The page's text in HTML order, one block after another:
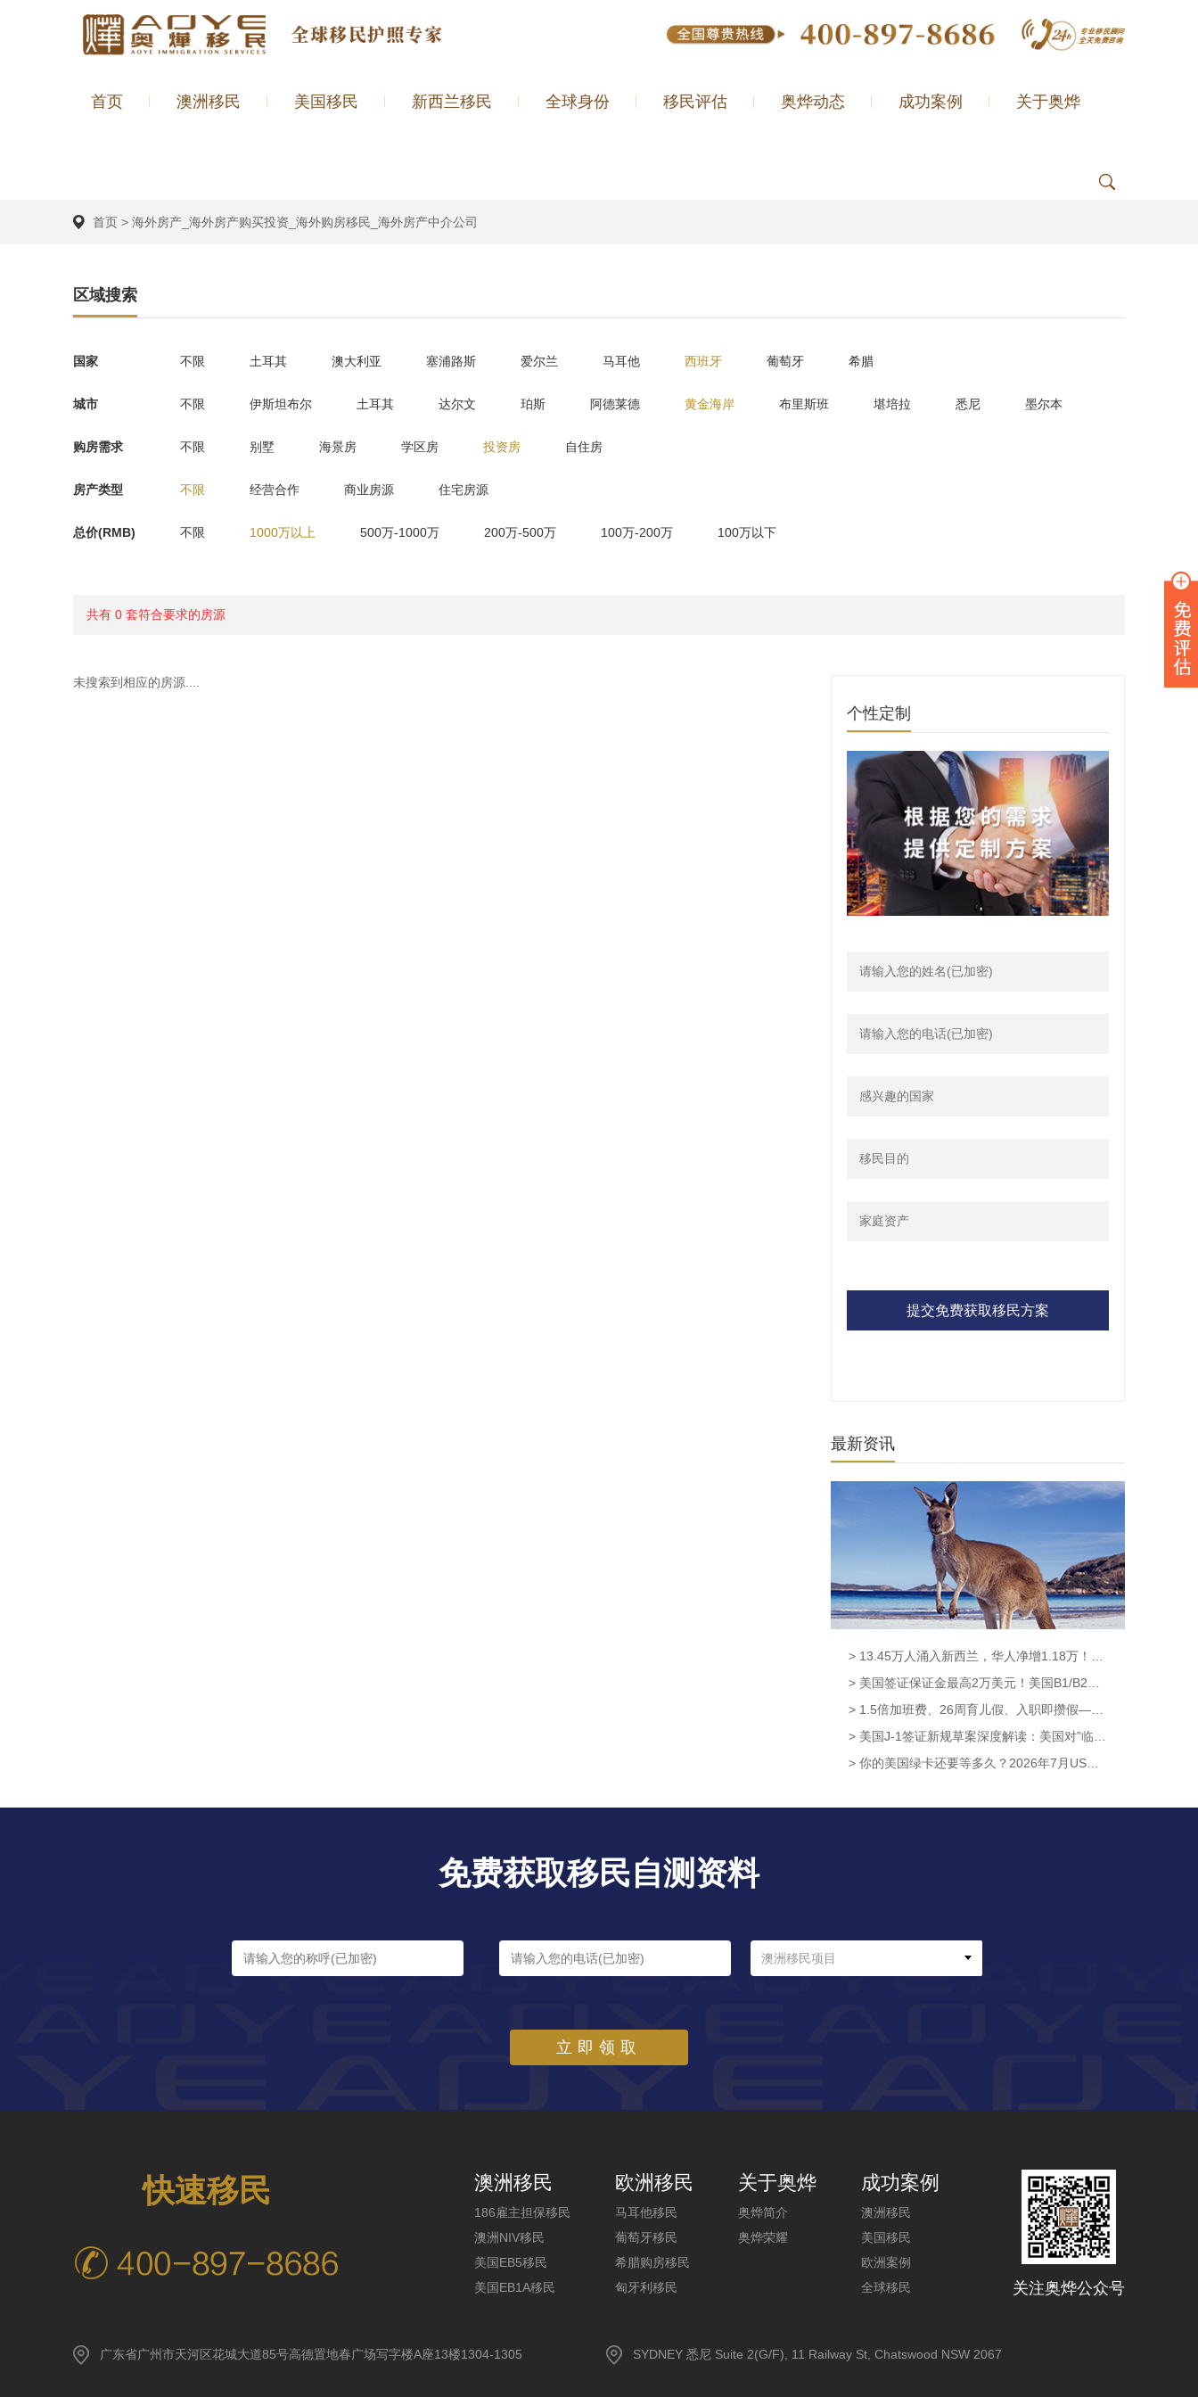
首页 澳洲移民 美国移民 新西兰移民 全球身份 移民评估 奥烨动态 成功案例 关于奥烨
首页 > 海外房产_海外房产购买投资_海外购房移民_海外房产中介公司
区域搜索
国家 不限 土耳其 澳大利亚 塞浦路斯 爱尔兰 马耳他 西班牙 葡萄牙 希腊
城市 不限 伊斯坦布尔 土耳其 达尔文 珀斯 阿德莱德 黄金海岸 布里斯班 堪培拉 悉尼 墨尔本
购房需求 不限 别墅 海景房 学区房 投资房 自住房
房产类型 不限 经营合作 商业房源 住宅房源
总价(RMB) 不限 1000万以上 500万-1000万 200万-500万 100万-200万 100万以下
共有 0 套符合要求的房源
未搜索到相应的房源....
个性定制
提交免费获取移民方案
最新资讯
免费获取移民自测资料
澳洲移民项目
立即领取
快速移民 澳洲移民
186雇主担保移民
澳洲NIV移民
美国EB5移民
美国EB1A移民
欧洲移民
马耳他移民
葡萄牙移民
希腊购房移民
匈牙利移民
关于奥烨
奥烨简介
奥烨荣耀
成功案例
澳洲移民
美国移民
欧洲案例
全球移民
关注奥烨公众号
广东省广州市天河区花城大道85号高德置地春广场写字楼A座13楼1304-1305 SYDNEY 悉尼 Suite 2(G/F), 11 Railway St, Chatswood NSW 2067